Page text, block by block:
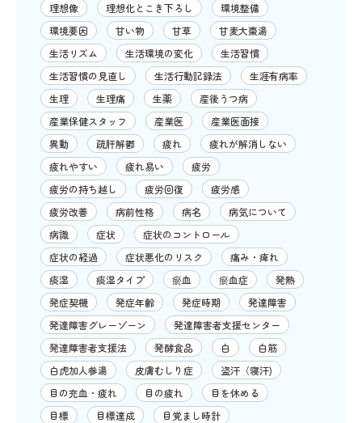
理想像
理想化とこき下ろし
環境整備
環境要因
甘い物 甘草
甘麦大棗湯
生活リズム
生活環境の変化
生活習慣
生活習慣の見直し
生活行動記録法
生涯有病率
生理
生理痛 生薬
産後うつ病
産業保健スタッフ
産業医
産業医面接
異動
疏肝解鬱 疲れ
疲れが解消しない
疲れやすい
疲れ易い
疲労
疲労の持ち越し
疲労回復
疲労感
疲労改善
病前性格 病名
病気について
病識
症状
症状のコントロール
症状の経過
症状悪化のリスク
痛み・痺れ
痰湿
痰湿タイプ 瘀血 瘀血症
発熱
発症契機
発症年齢 発症時期
発達障害
発達障害グレーゾーン
発達障害者支援センター
発達障害者支援法
発酵食品 白
白筋
白虎加人参湯
皮膚むしり症
盗汗（寝汗)
目の充血・疲れ
目の疲れ
目を休める
目標
目標達成
目覚まし時計